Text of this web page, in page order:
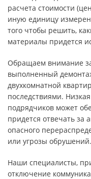
расчета стоимости
иную единицу
того чтобы решить,
материалы придется
Обращаем внимание
выполненный
двухкомнатной
последствиями.
подрядчиков может
придется отвечать за
опасного
или угрозы обрушений.
Наши специалисты,
отключение